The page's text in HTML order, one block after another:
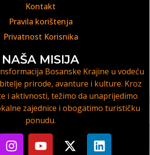
Kontakt
Pravila korištenja
Privatnost Korisnika
NAŠA MISIJA
Bosanske Krajine u vodeću
prirode, avanture i kulture. Kroz
i aktivnosti, težimo da unaprijedimo
zajednice i obogatimo turističku
ponudu.